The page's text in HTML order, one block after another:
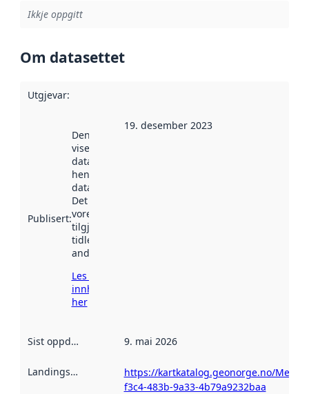
Ikkje oppgitt
Om datasettet
Utgjevar:
Publisert:
Denne datoen
viser når
datasettet vart
henta inn av
data.norge.no.
Det kan ha
vore
tilgjengeleg
tidlegare
andre stader.
Les meir om
innhenting
her
19. desember 2023
Sist oppdatert 9. mai 2026
Landingsside
https://kartkatalog.geonorge.no/
f3c4-483b-9a33-4b79a9232baa